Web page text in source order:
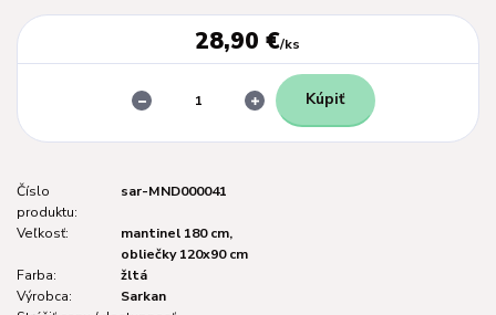
28,90 €/ks
Kúpiť
Číslo
produktu:
sar-MND000041
Veľkosť:
mantinel 180 cm,
obliečky 120x90 cm
Farba:
žltá
Výrobca:
Sarkan